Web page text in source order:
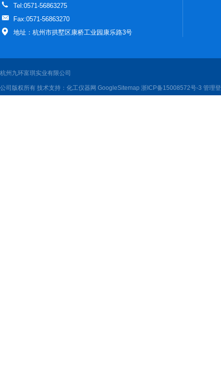
Tel:0571-56863275
Fax:0571-56863270
地址：杭州市拱墅区康桥工业园康乐路3号
杭州九环富琪实业有限公司
公司版权所有 技术支持： 化工仪器网 GoogleSitemap 浙ICP备15008572号-3 管理